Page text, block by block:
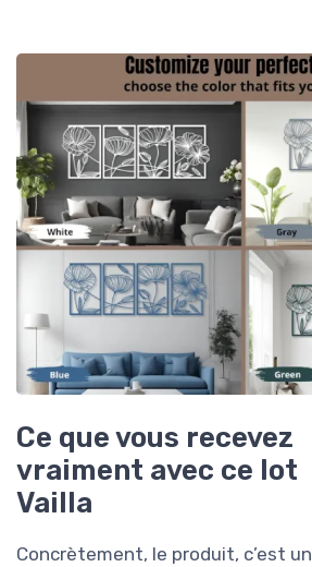
Ce que vous recevez
vraiment avec ce lot
Vailla
Concrètement, le produit, c’est un